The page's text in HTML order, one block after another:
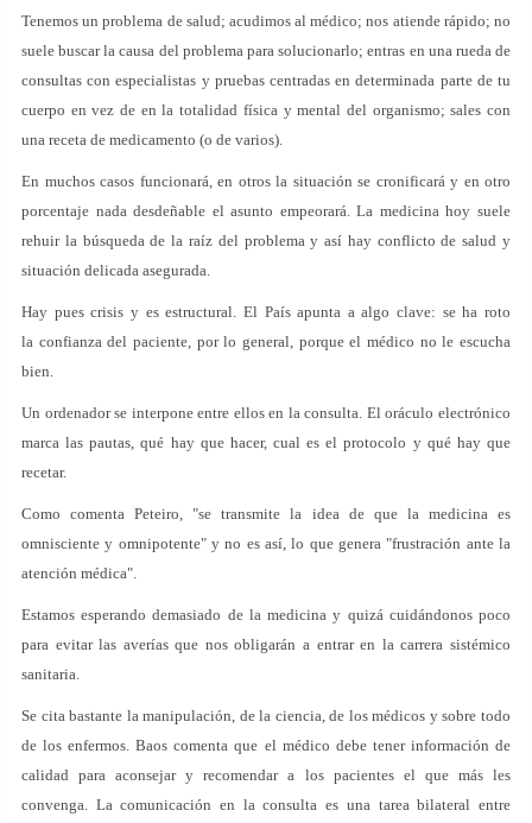
Tenemos un problema de salud; acudimos al médico; nos atiende rápido; no
suele buscar la causa del problema para solucionarlo; entras en una rueda de
consultas con especialistas y pruebas centradas en determinada parte de tu
cuerpo en vez de en la totalidad física y mental del organismo; sales con
una receta de medicamento (o de varios).
En muchos casos funcionará, en otros la situación se cronificará y en otro
porcentaje nada desdeñable el asunto empeorará. La medicina hoy suele
rehuir la búsqueda de la raíz del problema y así hay conflicto de salud y
situación delicada asegurada.
Hay pues crisis y es estructural. El País apunta a algo clave: se ha roto
la confianza del paciente, por lo general, porque el médico no le escucha
bien.
Un ordenador se interpone entre ellos en la consulta. El oráculo electrónico
marca las pautas, qué hay que hacer, cual es el protocolo y qué hay que
recetar.
Como comenta Peteiro, "se transmite la idea de que la medicina es
omnisciente y omnipotente" y no es así, lo que genera "frustración ante la
atención médica".
Estamos esperando demasiado de la medicina y quizá cuidándonos poco
para evitar las averías que nos obligarán a entrar en la carrera sistémico
sanitaria.
Se cita bastante la manipulación, de la ciencia, de los médicos y sobre todo
de los enfermos. Baos comenta que el médico debe tener información de
calidad para aconsejar y recomendar a los pacientes el que más les
convenga. La comunicación en la consulta es una tarea bilateral entre